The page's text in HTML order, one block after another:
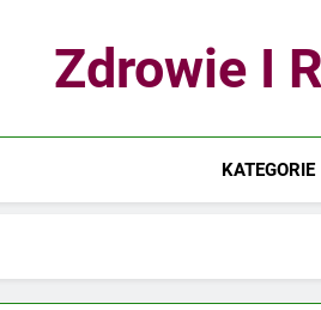
Zdrowie I
KATEGORIE